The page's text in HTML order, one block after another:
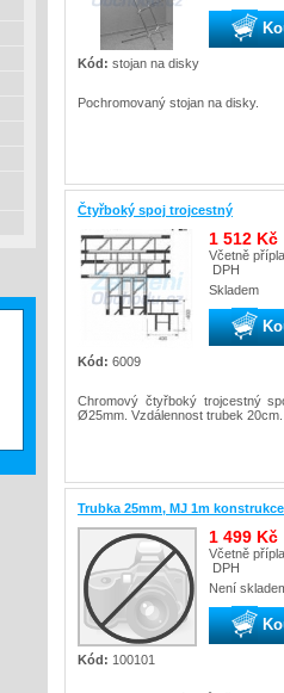
Kód: stojan na disky
Pochromovaný stojan na disky.
Čtyřboký spoj trojcestný
1 512 Kč
Včetně
DPH
Skladem
Kód: 6009
Chromový čtyřboký trojcestný
Ø25mm. Vzdálennost trubek 20cm.
Trubka 25mm, MJ 1m
1 499 Kč
Včetně
DPH
Není
Kód: 100101